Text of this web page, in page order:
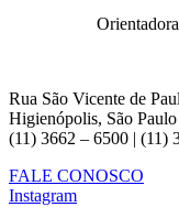
Rua São Vicente de
Higienópolis, São
(11) 3662 – 6500 | (11)
FALE CONOSCO
Instagram